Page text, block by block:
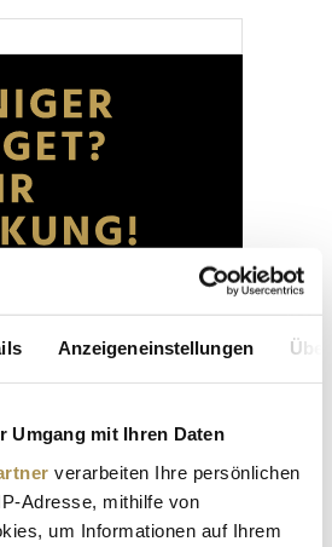
Anzeigeneinstellungen
Umgang mit Ihren Daten
verarbeiten Ihre persönlichen
Adresse, mithilfe von
um Informationen auf Ihrem